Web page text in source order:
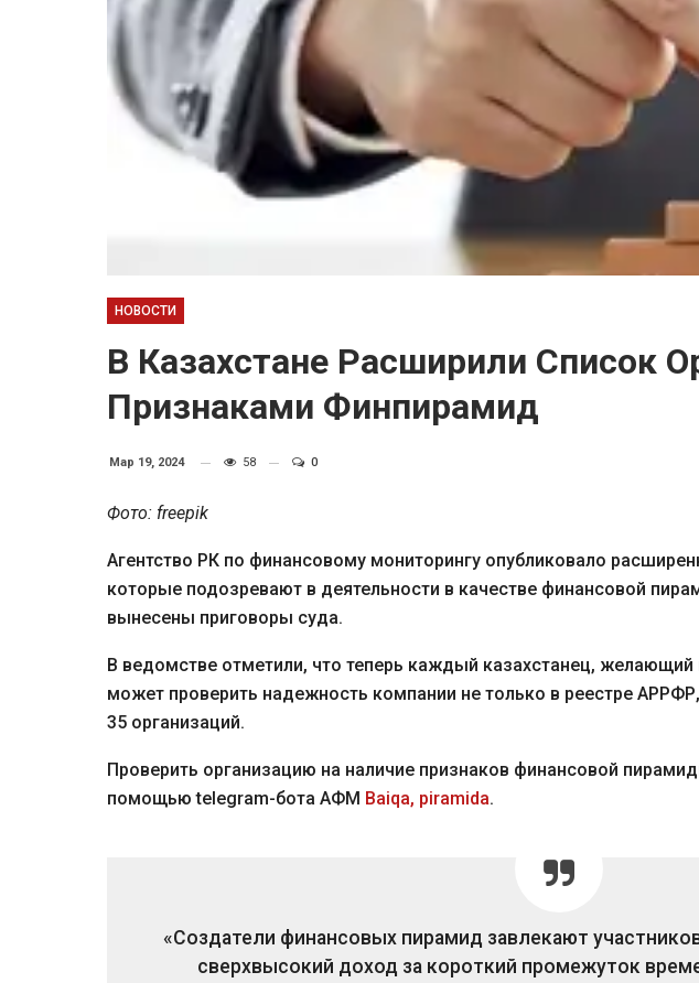
НОВОСТИ
В Казахстане Расширили Список
Признаками Финпирамид
Мар 19, 2024 58 0
Фото: freepik
Агентство РК по финансовому мониторингу опубликовало
которые подозревают в деятельности в качестве финансовой
вынесены приговоры суда.
В ведомстве отметили, что теперь каждый казахстанец, желающий
может проверить надежность компании не только в реестре
35 организаций.
Проверить организацию на наличие признаков финансовой
помощью telegram-бота АФМ Baiqa, piramida.
«Создатели финансовых пирамид завлекают
сверхвысокий доход за короткий промежуток